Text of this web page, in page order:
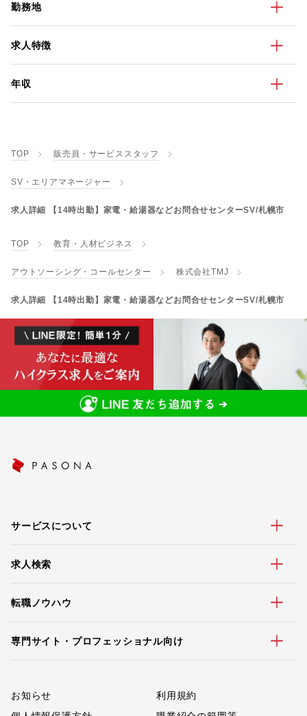
勤務地
求人特徴
年収
TOP 販売員・サービススタッフ
SV・エリアマネージャー
求人詳細 【14時出勤】家電・給湯器などお問合せセンターSV/札幌市
TOP 教育・人材ビジネス
アウトソーシング・コールセンター 株式会社TMJ
求人詳細 【14時出勤】家電・給湯器などお問合せセンターSV/札幌市
サービスについて
求人検索
転職ノウハウ
専門サイト・プロフェッショナル向け
お知らせ
利用規約